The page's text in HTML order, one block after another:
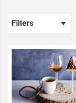
Filters
Kies je categorie
Sfeerbeelden
Bakken